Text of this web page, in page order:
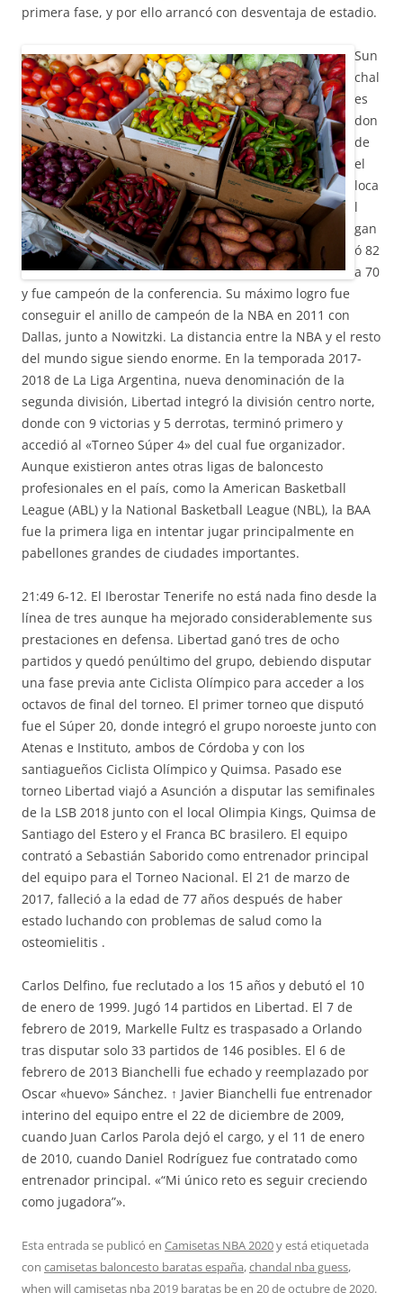
primera fase, y por ello arrancó con desventaja de estadio.
Sun
chal
es
don
de
el
loca
l
gan
ó 82
a 70
y fue campeón de la conferencia. Su máximo logro fue
conseguir el anillo de campeón de la NBA en 2011 con
Dallas, junto a Nowitzki. La distancia entre la NBA y el resto
del mundo sigue siendo enorme. En la temporada 2017-
2018 de La Liga Argentina, nueva denominación de la
segunda división, Libertad integró la división centro norte,
donde con 9 victorias y 5 derrotas, terminó primero y
accedió al «Torneo Súper 4» del cual fue organizador.
Aunque existieron antes otras ligas de baloncesto
profesionales en el país, como la American Basketball
League (ABL) y la National Basketball League (NBL), la BAA
fue la primera liga en intentar jugar principalmente en
pabellones grandes de ciudades importantes.
21:49 6-12. El Iberostar Tenerife no está nada fino desde la
línea de tres aunque ha mejorado considerablemente sus
prestaciones en defensa. Libertad ganó tres de ocho
partidos y quedó penúltimo del grupo, debiendo disputar
una fase previa ante Ciclista Olímpico para acceder a los
octavos de final del torneo. El primer torneo que disputó
fue el Súper 20, donde integró el grupo noroeste junto con
Atenas e Instituto, ambos de Córdoba y con los
santiagueños Ciclista Olímpico y Quimsa. Pasado ese
torneo Libertad viajó a Asunción a disputar las semifinales
de la LSB 2018 junto con el local Olimpia Kings, Quimsa de
Santiago del Estero y el Franca BC brasilero. El equipo
contrató a Sebastián Saborido como entrenador principal
del equipo para el Torneo Nacional. El 21 de marzo de
2017, falleció a la edad de 77 años después de haber
estado luchando con problemas de salud como la
osteomielitis .
Carlos Delfino, fue reclutado a los 15 años y debutó el 10
de enero de 1999. Jugó 14 partidos en Libertad. El 7 de
febrero de 2019, Markelle Fultz es traspasado a Orlando
tras disputar solo 33 partidos de 146 posibles. El 6 de
febrero de 2013 Bianchelli fue echado y reemplazado por
Oscar «huevo» Sánchez. ↑ Javier Bianchelli fue entrenador
interino del equipo entre el 22 de diciembre de 2009,
cuando Juan Carlos Parola dejó el cargo, y el 11 de enero
de 2010, cuando Daniel Rodríguez fue contratado como
entrenador principal. «“Mi único reto es seguir creciendo
como jugadora”».
Esta entrada se publicó en Camisetas NBA 2020y está etiquetada
con camisetas baloncesto baratas españa,chandal nba guess,
when will camisetas nba 2019 baratas been 20 de octubre de 2020.